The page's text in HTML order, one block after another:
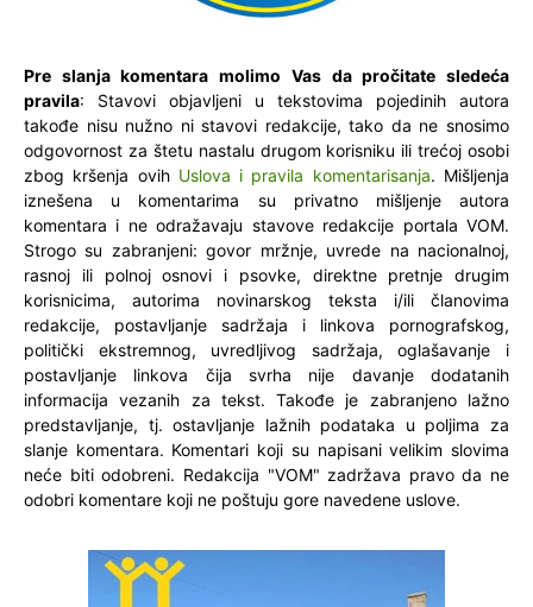
Pre slanja komentara molimo Vas da pročitate sledeća
pravila: Stavovi objavljeni u tekstovima pojedinih autora
takođe nisu nužno ni stavovi redakcije, tako da ne snosimo
odgovornost za štetu nastalu drugom korisniku ili trećoj osobi
zbog kršenja ovih Uslova i pravila komentarisanja. Mišljenja
iznešena u komentarima su privatno mišljenje autora
komentara i ne odražavaju stavove redakcije portala VOM.
Strogo su zabranjeni: govor mržnje, uvrede na nacionalnoj,
rasnoj ili polnoj osnovi i psovke, direktne pretnje drugim
korisnicima, autorima novinarskog teksta i/ili članovima
redakcije, postavljanje sadržaja i linkova pornografskog,
politički ekstremnog, uvredljivog sadržaja, oglašavanje i
postavljanje linkova čija svrha nije davanje dodatanih
informacija vezanih za tekst. Takođe je zabranjeno lažno
predstavljanje, tj. ostavljanje lažnih podataka u poljima za
slanje komentara. Komentari koji su napisani velikim slovima
neće biti odobreni. Redakcija "VOM" zadržava pravo da ne
odobri komentare koji ne poštuju gore navedene uslove.